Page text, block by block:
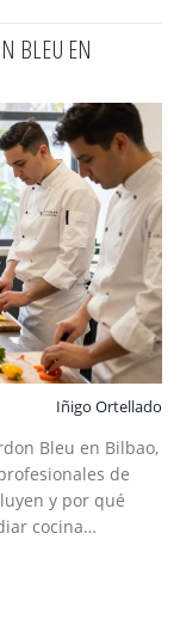
BLEU EN
Iñigo Ortellado
Bleu en Bilbao,
de
y por qué
cocina